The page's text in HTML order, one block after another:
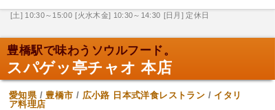
[土] 10:30～15:00 [火水木金] 10:30～14:30 [日月] 定休日
豊橋駅で味わうソウルフード。
スパゲッ亭チャオ 本店
愛知県/豊橋市 / 広小路 日本式洋食レストラン / イタリ
ア料理店